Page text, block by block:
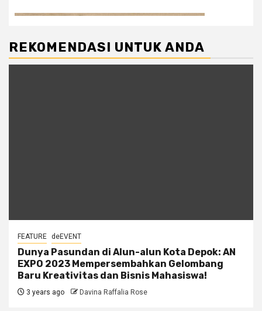
REKOMENDASI UNTUK ANDA
FEATURE deEVENT
Dunya Pasundan di Alun-alun Kota Depok: AN
EXPO 2023 Mempersembahkan Gelombang
Baru Kreativitas dan Bisnis Mahasiswa!
3 years ago Davina Raffalia Rose